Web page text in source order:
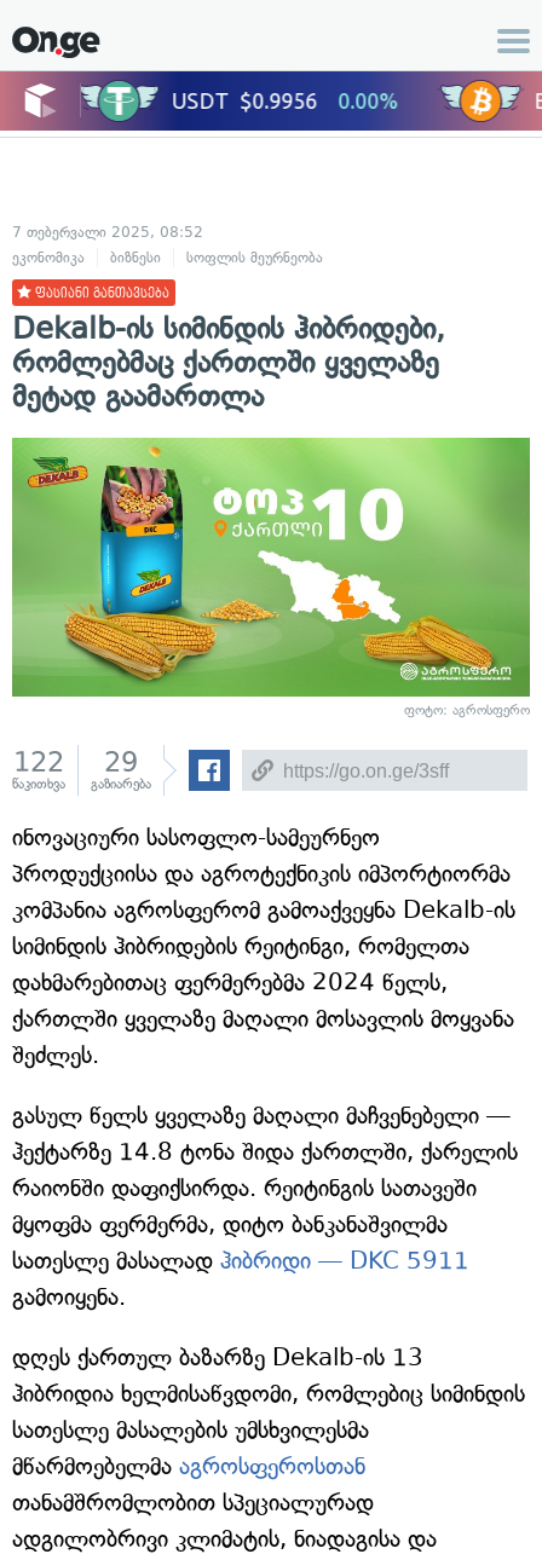
7 თებერვალი 2025, 08:52
ეკონომიკა
ბიზნესი სოფლის მეურნეობა
ფასიანი განთავსება
Dekalb-ის სიმინდის ჰიბრიდები,
რომლებმაც ქართლში ყველაზე
მეტად გაამართლა
ფოტო: აგროსფერო
122
წაკითხვა
29
გაზიარება
ინოვაციური სასოფლო-სამეურნეო
პროდუქციისა და აგროტექნიკის იმპორტიორმა
კომპანია აგროსფერომ გამოაქვეყნა Dekalb-ის
სიმინდის ჰიბრიდების რეიტინგი, რომელთა
დახმარებითაც ფერმერებმა 2024 წელს,
ქართლში ყველაზე მაღალი მოსავლის მოყვანა
შეძლეს.
გასულ წელს ყველაზე მაღალი მაჩვენებელი —
ჰექტარზე 14.8 ტონა შიდა ქართლში, ქარელის
რაიონში დაფიქსირდა. რეიტინგის სათავეში
მყოფმა ფერმერმა, დიტო ბანკანაშვილმა
სათესლე მასალად ჰიბრიდი — DKC 5911
გამოიყენა.
დღეს ქართულ ბაზარზე Dekalb-ის 13
ჰიბრიდია ხელმისაწვდომი, რომლებიც სიმინდის
სათესლე მასალების უმსხვილესმა
მწარმოებელმა აგროსფეროსთან
თანამშრომლობით სპეციალურად
ადგილობრივი კლიმატის, ნიადაგისა და